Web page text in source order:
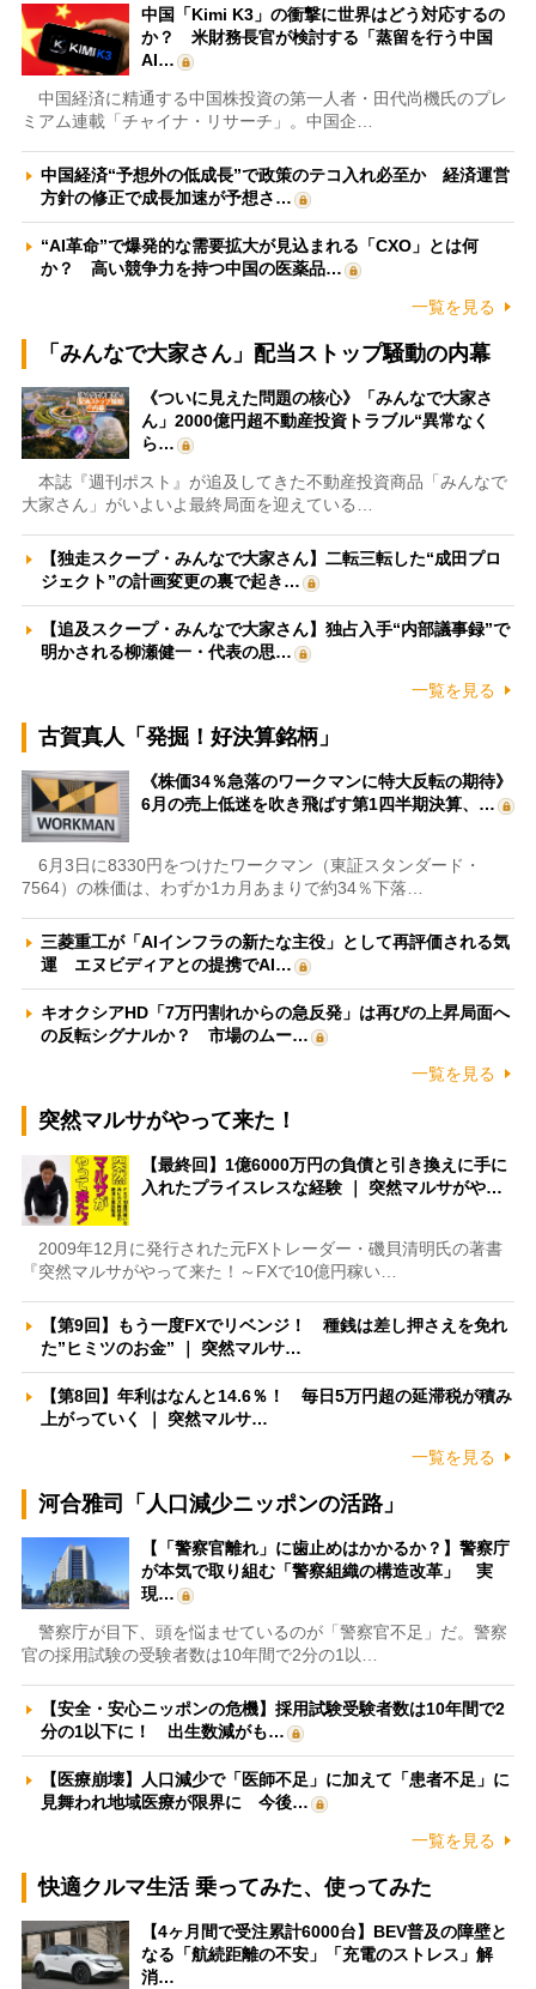
中国「Kimi K3」の衝撃に世界はどう対応するの
か？ 米財務長官が検討する「蒸留を行う中国
AI…
中国経済に精通する中国株投資の第一人者・田代尚機氏のプレ
ミアム連載「チャイナ・リサーチ」。中国企…
中国経済“予想外の低成長”で政策のテコ入れ必至か 経済運営
方針の修正で成長加速が予想さ…
“AI革命”で爆発的な需要拡大が見込まれる「CXO」とは何
か？ 高い競争力を持つ中国の医薬品…
一覧を見る
「みんなで大家さん」配当ストップ騒動の内幕
《ついに見えた問題の核心》「みんなで大家さ
ん」2000億円超不動産投資トラブル“異常なく
ら…
本誌『週刊ポスト』が追及してきた不動産投資商品「みんなで
大家さん」がいよいよ最終局面を迎えている…
【独走スクープ・みんなで大家さん】二転三転した“成田プロ
ジェクト”の計画変更の裏で起き…
【追及スクープ・みんなで大家さん】独占入手“内部議事録”で
明かされる柳瀬健一・代表の思…
一覧を見る
古賀真人「発掘！好決算銘柄」
《株価34％急落のワークマンに特大反転の期待》
6月の売上低迷を吹き飛ばす第1四半期決算、…
6月3日に8330円をつけたワークマン（東証スタンダード・
7564）の株価は、わずか1カ月あまりで約34％下落…
三菱重工が「AIインフラの新たな主役」として再評価される気
運 エヌビディアとの提携でAI…
キオクシアHD「7万円割れからの急反発」は再びの上昇局面へ
の反転シグナルか？ 市場のムー…
一覧を見る
突然マルサがやって来た！
【最終回】1億6000万円の負債と引き換えに手に
入れたプライスレスな経験 ｜ 突然マルサがや…
2009年12月に発行された元FXトレーダー・磯貝清明氏の著書
『突然マルサがやって来た！～FXで10億円稼い…
【第9回】もう一度FXでリベンジ！ 種銭は差し押さえを免れ
た”ヒミツのお金” ｜ 突然マルサ…
【第8回】年利はなんと14.6％！ 毎日5万円超の延滞税が積み
上がっていく ｜ 突然マルサ…
一覧を見る
河合雅司「人口減少ニッポンの活路」
【「警察官離れ」に歯止めはかかるか？】警察庁
が本気で取り組む「警察組織の構造改革」 実
現…
警察庁が目下、頭を悩ませているのが「警察官不足」だ。警察
官の採用試験の受験者数は10年間で2分の1以…
【安全・安心ニッポンの危機】採用試験受験者数は10年間で2
分の1以下に！ 出生数減がも…
【医療崩壊】人口減少で「医師不足」に加えて「患者不足」に
見舞われ地域医療が限界に 今後…
一覧を見る
快適クルマ生活 乗ってみた、使ってみた
【4ヶ月間で受注累計6000台】BEV普及の障壁と
なる「航続距離の不安」「充電のストレス」解
消…